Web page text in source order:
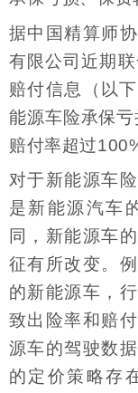
据中国精算师
有限公司近期
赔付信息（以
能源车险承保
赔付率超过
对于新能源车
是新能源汽车
同，新能源车
征有所改变。
的新能源车，
致出险率和赔
源车的驾驶数
的定价策略存